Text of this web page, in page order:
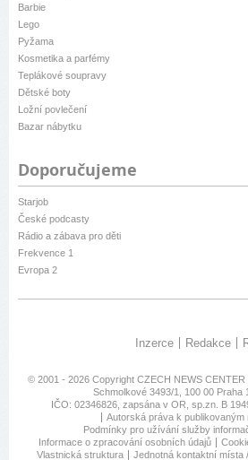
Barbie
Lego
Pyžama
Kosmetika a parfémy
Teplákové soupravy
Dětské boty
Ložní povlečení
Bazar nábytku
Doporučujeme
Starjob
České podcasty
Rádio a zábava pro děti
Frekvence 1
Evropa 2
Inzerce Redakce
© 2001 - 2026 Copyright CZECH NEWS CENTER
Schmolkové 3493/1, 100 00 Praha
IČO: 02346826, zapsána v OR, sp.zn. B
Autorská práva k publikovaným
Podmínky pro užívání služby
Informace o zpracování osobních údajů
Vlastnická struktura
Jednotná kontaktní místa